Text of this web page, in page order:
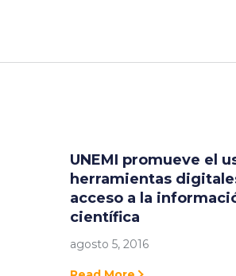
UNEMI promueve el
herramientas
acceso a la
científica
agosto 5, 2016